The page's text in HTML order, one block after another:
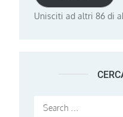
Unisciti ad altri 86 di
Search